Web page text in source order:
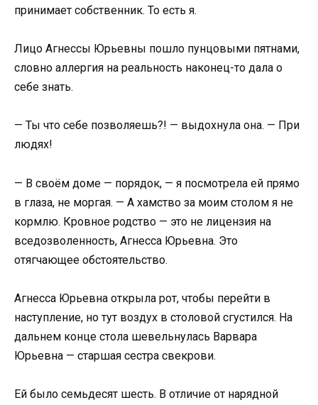
принимает собственник. То есть я.
Лицо Агнессы Юрьевны пошло пунцовыми пятнами,
словно аллергия на реальность наконец-то дала о
себе знать.
— Ты что себе позволяешь?! — выдохнула она. — При
людях!
— В своём доме — порядок, — я посмотрела ей прямо
в глаза, не моргая. — А хамство за моим столом я не
кормлю. Кровное родство — это не лицензия на
вседозволенность, Агнесса Юрьевна. Это
отягчающее обстоятельство.
Агнесса Юрьевна открыла рот, чтобы перейти в
наступление, но тут воздух в столовой сгустился. На
дальнем конце стола шевельнулась Варвара
Юрьевна — старшая сестра свекрови.
Ей было семьдесят шесть. В отличие от нарядной